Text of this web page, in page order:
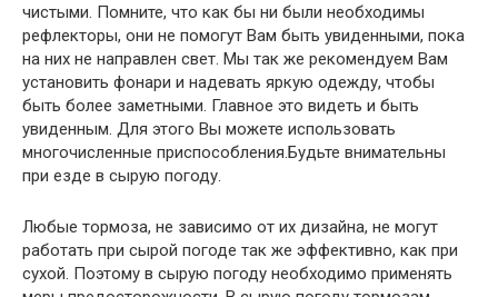
чистыми. Помните, что как бы ни были необходимы
рефлекторы, они не помогут Вам быть увиденными, пока
на них не направлен свет. Мы так же рекомендуем Вам
установить фонари и надевать яркую одежду, чтобы
быть более заметными. Главное это видеть и быть
увиденным. Для этого Вы можете использовать
многочисленные приспособления.Будьте внимательны
при езде в сырую погоду.
Любые тормоза, не зависимо от их дизайна, не могут
работать при сырой погоде так же эффективно, как при
сухой. Поэтому в сырую погоду необходимо применять